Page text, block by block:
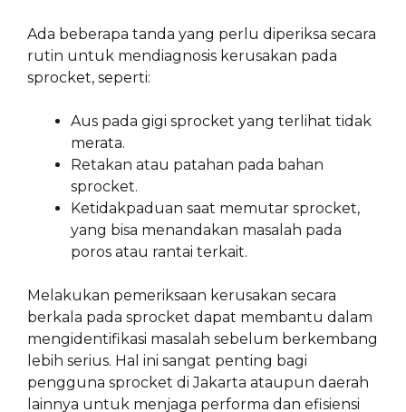
Ada beberapa tanda yang perlu diperiksa secara
rutin untuk mendiagnosis kerusakan pada
sprocket, seperti:
Aus pada gigi sprocket yang terlihat tidak
merata.
Retakan atau patahan pada bahan
sprocket.
Ketidakpaduan saat memutar sprocket,
yang bisa menandakan masalah pada
poros atau rantai terkait.
Melakukan pemeriksaan kerusakan secara
berkala pada sprocket dapat membantu dalam
mengidentifikasi masalah sebelum berkembang
lebih serius. Hal ini sangat penting bagi
pengguna sprocket di Jakarta ataupun daerah
lainnya untuk menjaga performa dan efisiensi